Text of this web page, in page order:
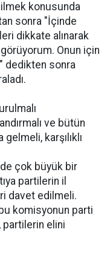
konusunda
sonra "İçinde
dikkate alınarak
Onun için
dedikten sonra
ve bütün
karşılıklı
çok büyük bir
partilerin il
davet edilmeli.
komisyonun parti
partilerin elini